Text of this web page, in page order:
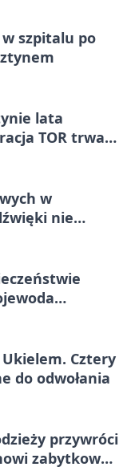
szpitalu po
lata
TOR trwa
w
nie
Cztery
do odwołania
przywróci
zabytkowy